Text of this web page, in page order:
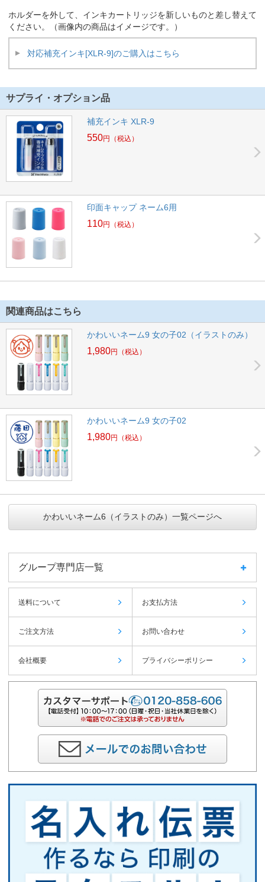
ホルダーを外して、インキカートリッジを新しいものと差し替えて
ください。（画像内の商品はイメージです。）
対応補充インキ[XLR-9]のご購入はこちら
サプライ・オプション品
補充インキ XLR-9
550円 （税込）
印面キャップ ネーム6用
110円 （税込）
関連商品はこちら
かわいいネーム9 女の子02（イラストのみ）
1,980円 （税込）
かわいいネーム9 女の子02
1,980円 （税込）
かわいいネーム6（イラストのみ）一覧ページへ
グループ専門店一覧
送料について お支払方法
ご注文方法 お問い合わせ
会社概要 プライバシーポリシー